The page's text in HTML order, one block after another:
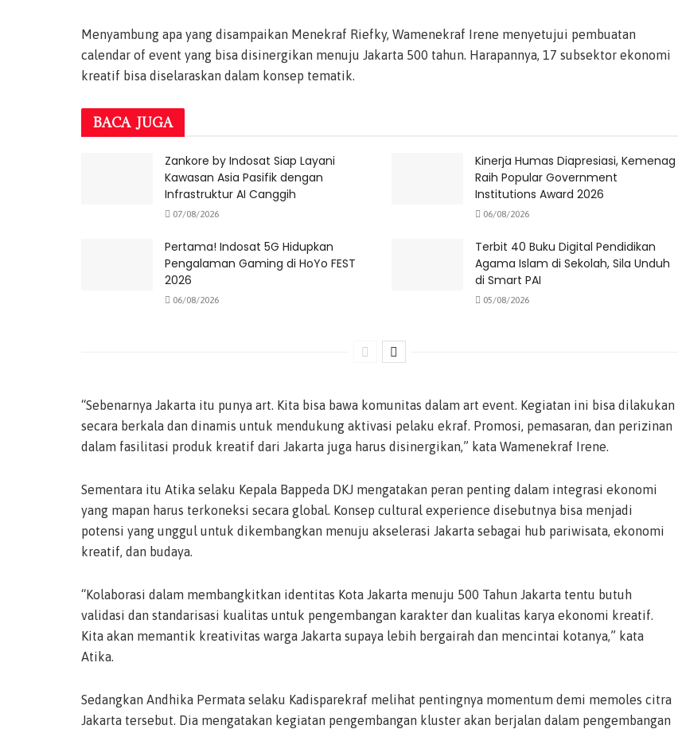
Menyambung apa yang disampaikan Menekraf Riefky, Wamenekraf Irene menyetujui pembuatan
calendar of event yang bisa disinergikan menuju Jakarta 500 tahun. Harapannya, 17 subsektor ekonomi
kreatif bisa diselaraskan dalam konsep tematik.
BACA JUGA
Zankore by Indosat Siap Layani
Kawasan Asia Pasifik dengan
Infrastruktur AI Canggih
07/08/2026
Kinerja Humas Diapresiasi, Kemenag
Raih Popular Government
Institutions Award 2026
06/08/2026
Pertama! Indosat 5G Hidupkan
Pengalaman Gaming di HoYo FEST
2026
06/08/2026
Terbit 40 Buku Digital Pendidikan
Agama Islam di Sekolah, Sila Unduh
di Smart PAI
05/08/2026
“Sebenarnya Jakarta itu punya art. Kita bisa bawa komunitas dalam art event. Kegiatan ini bisa dilakukan
secara berkala dan dinamis untuk mendukung aktivasi pelaku ekraf. Promosi, pemasaran, dan perizinan
dalam fasilitasi produk kreatif dari Jakarta juga harus disinergikan,” kata Wamenekraf Irene.
Sementara itu Atika selaku Kepala Bappeda DKJ mengatakan peran penting dalam integrasi ekonomi
yang mapan harus terkoneksi secara global. Konsep cultural experience disebutnya bisa menjadi
potensi yang unggul untuk dikembangkan menuju akselerasi Jakarta sebagai hub pariwisata, ekonomi
kreatif, dan budaya.
“Kolaborasi dalam membangkitkan identitas Kota Jakarta menuju 500 Tahun Jakarta tentu butuh
validasi dan standarisasi kualitas untuk pengembangan karakter dan kualitas karya ekonomi kreatif.
Kita akan memantik kreativitas warga Jakarta supaya lebih bergairah dan mencintai kotanya,” kata
Atika.
Sedangkan Andhika Permata selaku Kadisparekraf melihat pentingnya momentum demi memoles citra
Jakarta tersebut. Dia mengatakan kegiatan pengembangan kluster akan berjalan dalam pengembangan